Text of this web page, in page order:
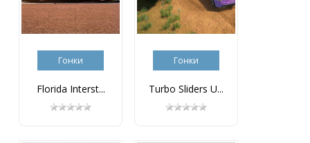
Гонки
Florida Interst...
Гонки
Turbo Sliders U...